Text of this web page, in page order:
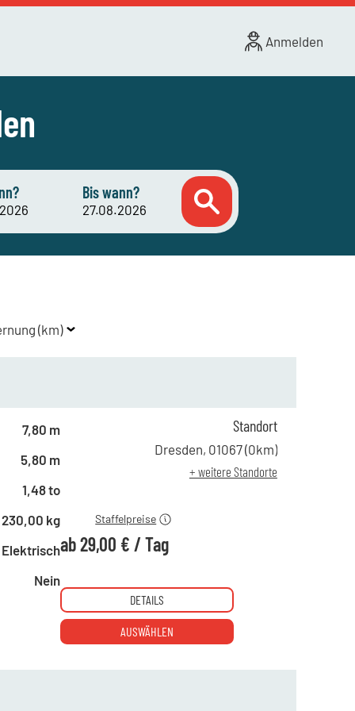
Anmelden
Bis wann?
(km)
7,80 m
5,80 m
1,48 to
230,00 kg
Elektrisch
Nein
ab 5 Tagen
45,00 €
ab 15 Tagen
ab 21 Tagen
Staffelpreise
ab29,00 € /Tag
Standort
Dresden, 01067(0km)
+ weitere Standorte
DETAILS
AUSWÄHLEN